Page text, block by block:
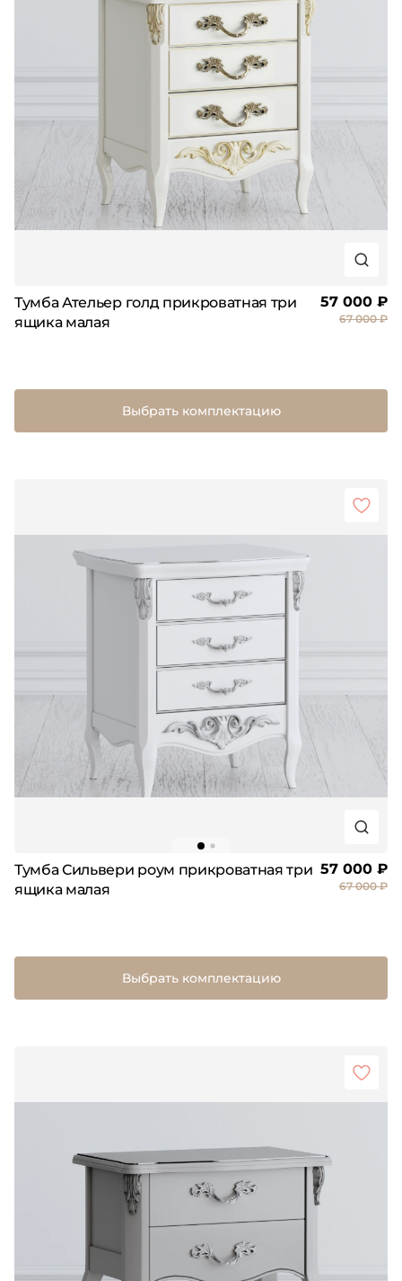
Тумба Ательер голд прикроватная три
ящика малая
57 000 ₽
67 000 ₽
Выбрать комплектацию
Тумба Сильвери роум прикроватная три
ящика малая
57 000 ₽
67 000 ₽
Выбрать комплектацию